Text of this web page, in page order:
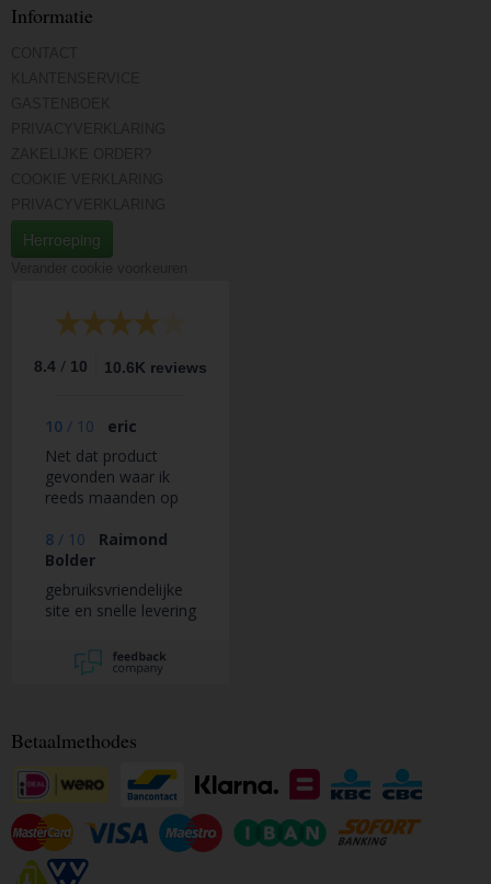
Informatie
Herroeping
8.4 / 10 10.6K reviews
10 / 10
eric
Net dat product
gevonden waar ik
reeds maanden op
8 / 10
Raimond
Bolder
gebruiksvriendelijke
site en snelle levering
Betaalmethodes